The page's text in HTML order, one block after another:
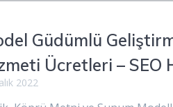
Güdümlü
Ücretleri – SEO
2022